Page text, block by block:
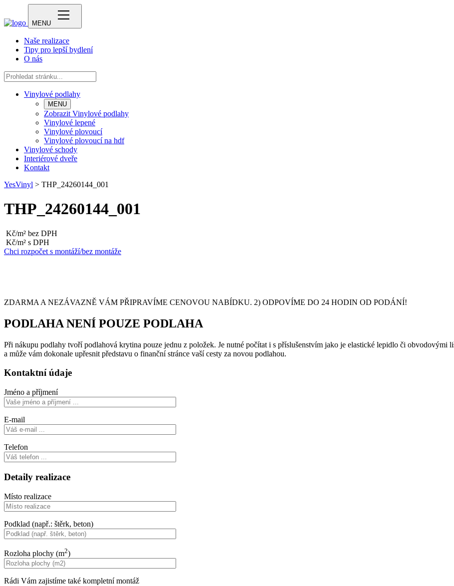
MENU
Naše realizace
Tipy pro lepší bydlení
O nás
Vinylové podlahy
MENU
Zobrazit Vinylové podlahy
Vinylové lepené
Vinylové plovoucí
Vinylové plovoucí na hdf
Vinylové schody
Interiérové dveře
Kontakt
YesVinyl > THP_24260144_001
THP_24260144_001
Kč/m² bez DPH
Kč/m² s DPH
Chci rozpočet s montáží/bez montáže
ZDARMA A NEZÁVAZNĚ VÁM PŘIPRAVÍME CENOVOU NABÍDKU. 2) ODPOVÍME DO 24 HODIN OD PODÁNÍ!
PODLAHA NENÍ POUZE PODLAHA
Při nákupu podlahy tvoří podlahová krytina pouze jednu z položek. Je nutné počítat i s příslušenstvím jako je elastické lepidlo či obvodovými
a může vám dokonale upřesnit představu o finanční stránce vaší cesty za novou podlahou.
Kontaktní údaje
Jméno a příjmení
E-mail
Telefon
Detaily realizace
Místo realizace
Podklad (např.: štěrk, beton)
Rozloha plochy (m2)
Rádi Vám zajistíme také kompletní montáž